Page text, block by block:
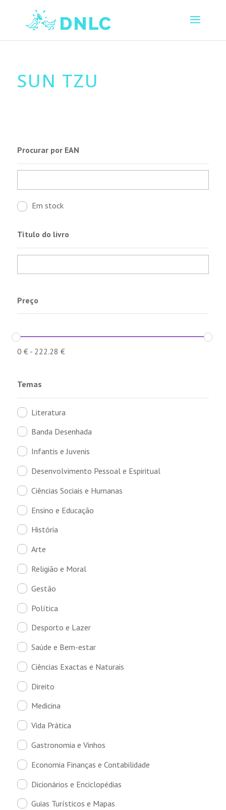
SUN TZU
Procurar por EAN
Em stock
Título do livro
Preço
0 €- 222.28 €
Temas
Literatura
Banda Desenhada
Infantis e Juvenis
Desenvolvimento Pessoal e Espiritual
Ciências Sociais e Humanas
Ensino e Educação
História
Arte
Religião e Moral
Gestão
Política
Desporto e Lazer
Saúde e Bem-estar
Ciências Exactas e Naturais
Direito
Medicina
Vida Prática
Gastronomia e Vinhos
Economia Finanças e Contabilidade
Dicionários e Enciclopédias
Guias Turísticos e Mapas